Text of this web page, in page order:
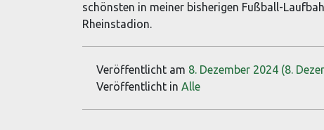
schönsten in meiner bisherigen Fußball-
Rheinstadion.
Veröffentlicht am 8. Dezember 2024 (8.
Veröffentlicht in Alle